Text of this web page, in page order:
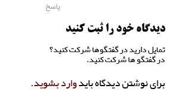
پاسخ
دیدگاه خود را ثبت کنید
تمایل دارید در گفتگوها شرکت کنید؟
در گفتگو ها شرکت کنید.
برای نوشتن دیدگاه بایدوارد بشوید.